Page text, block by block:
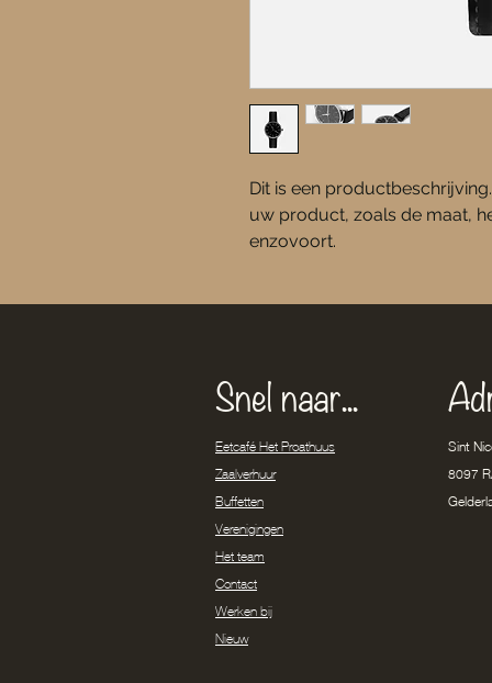
Dit is een
uw product, zoals de maat,
enzovoort.
Snel naar...
Eetcafé Het Proathuus
Zaalverhuur
Buffetten
Verenigingen
Het team
Contact
Werken bij
Nieuw
Sint
8097